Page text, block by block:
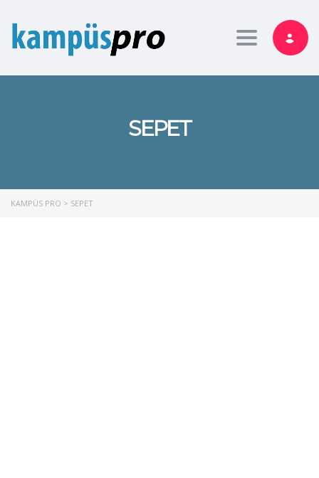
Toggle
SEPET
KAMPÜS PRO > SEPET